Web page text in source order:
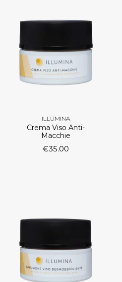
ILLUMINA
Crema Viso Anti-
Macchie
€35.00